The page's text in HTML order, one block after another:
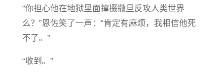
“你担心他在地狱里面撺掇撒旦反攻人类世界
么？”恩佐笑了一声：“肯定有麻烦，我相信他死
不了。”
“收到。”